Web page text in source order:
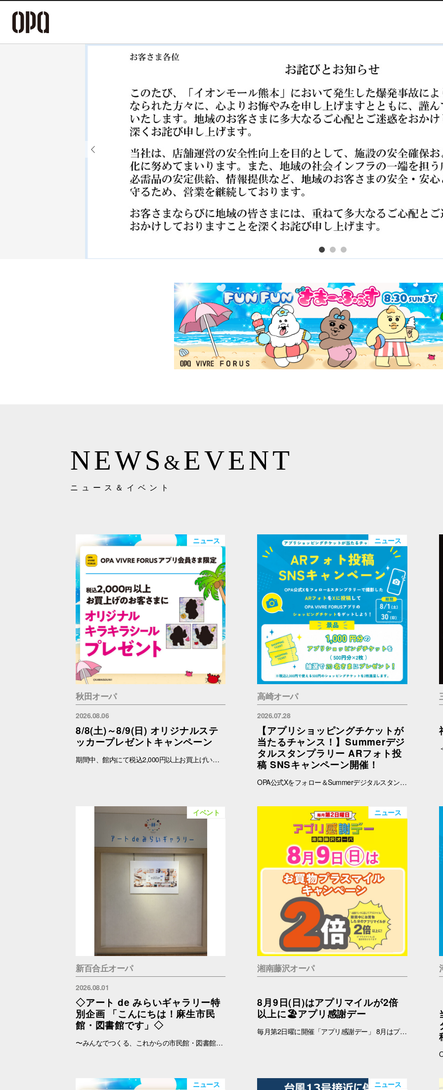
NEWS &EVENT
ニュース＆イベント
ニュース
秋田オーパ
2026.08.06
8/8(土)～8/9(日) オリジナルステ
ッカープレゼントキャンペーン
期間中、館内にて税込2,000円以上お買上げいただき、「OPA VIVRE FORUS アプリ」の対象画面をご提示いただいたお客さまに、先着でここでしか手に入らない「オリジナルキラキラステッカー」をプレゼントいたします！ ぜひこの機会に、お買い物と合わせて限定ノベルティをゲットしてください。 （※本企画は、アプリ会員さま限定となります） ■配布期間 2026年8月8日(土)～8月9日(日) ※各日の実施時間は、引換時間に準じます。 ※ノベルティはなくなり次第、配布を終了いたします。 ※一部実施していない店舗がございます。 ■ノベルティ内容 キラキラステッカー (全3種) ■引換条件 期間中、以下の2点を引換カウンターにてご提示ください。 ① 館内でお買上げいただいた、税込2,000円以上のレシート（合算可） ② 「OPA VIVRE FORUS アプリ」のクーポン画面 ■引換場所・引換時間 引換場所：1階 インフォメーション 引換時間：10:30 ～ 19：30 ■注意事項 ※ノベルティは数量限定のため、なくなり次第終了となりますので予めご了承ください。 ※ノベルティはランダムでのお渡しとなります。重複した場合でも、種類の変更・交換はいたしかねます。 ※ノベルティの引き換えは、おひとりさま3枚までとなります。 ※お買上げレシートは、期間中の秋田オーパのものに限ります（一部対象外のショップ・商品がございます） ※秋田オーパのレシートのみ対象。館をまたいだレシートの合算は不可。 ※画像はイメージです。実際のノベルティとは異なる場合がございます。 ▼詳しくはコチラ▼ https://www.opa-club.com/contents/opanchuusagi_2026/ ▼アプリについて詳しくはこちら！ ▼ https://www.opa-club.com/contents/app/
ニュース
高崎オーパ
2026.07.28
【アプリショッピングチケットが
当たるチャンス！】Summerデジ
タルスタンプラリー ARフォト投
稿 SNSキャンペーン開催！
OPA公式Xをフォロー＆Summerデジタルスタンプラリーで撮影したARフォトを投稿して、OPA VIVRE FORUSアプリのショッピングチケットをゲットしよう！ ■ 景品 500円分のアプリショッピングチケットを2枚（計1,000円分）を抽選で20名さまにプレゼント！ ※税込2,000円で使える500円のショッピングチケットを2枚進呈します。 ■ 応募期間 2026年8月1日(土) ～ 8月30日(日) 23:59まで ※当選者には8月31日(月)以降にDMにてご連絡いたします。 ■ 応募方法 OPA公式X（@opa_vivre_forus）をフォロー Summerデジタルスタンプラリーに参加して、ARフォトを撮影 ハッシュタグ「#おぱんちゅうさぎOPA」「#おぱんちゅうさぎFORUS」「#おぱんちゅうさぎVIVRE」のいずれかをつけて、撮影したARフォトを投稿！ ■ ご注意・各種規約 【撮影・投稿に関する注意】 撮影の際は、周囲のお客さまの通行の妨げにならないようご注意ください。 店内での撮影の際は、各店舗のルールやご案内に沿ってお楽しみください。 ARフォトの撮影、投稿するARフォトは、他のお客さまの顔等が映らないようご配慮をお願いいたします。 危険な行為（階段や無理な姿勢など）はお控えください。 【個人情報・権利に関する注意】 ARフォトの撮影・投稿にあたっては、他のお客さまのプライバシーにご配慮いただき、顔等が写り込まないようお願いいたします。 他のお客さまや第三者が写る場合は、必ずご本人の許可を得たうえで投稿してください。 投稿写真に含まれる著作物（ポスター・商品デザイン等）についてもご配慮ください。 SNSの性質上、投稿された写真は他の利用者に保存・共有される場合がございます。ご理解のうえご参加いただけますと幸いです。 【SNS投稿ルール】 投稿内容が公序良俗に反する場合や、不適切と判断される場合は応募対象外となります。 非公開アカウントからの投稿は応募対象外となる場合がございます。 ハッシュタグや応募条件を満たしていない場合、抽選対象外となる場合がございます。 【キャンペーン関連】 賞品の内容は予告なく変更となる場合がございます。 投稿いただいた画像は、当選者の選定のみに使用し、その他の目的で使用することはございません。
イベント
新百合丘オーパ
2026.08.01
◇アート de みらいギャラリー特
別企画 「こんにちは！麻生市民
館・図書館です」◇
〜みんなでつくる、これからの市民館・図書館〜 2026年4月より指定管理者制度がスタートし、新たな一歩を踏み出した麻生市民館・麻生図書館・柿生分館・岡上分館。 地域の皆さまにとってもっと身近で、もっと愛される場所を目指す各館の「これからの想いやリアルな声」をお届けする特別PR展示を開催いたします。
ニュース
湘南藤沢オーパ
8月9日(日)はアプリマイルが2倍
以上に🏖️アプリ感謝デー
毎月第2日曜に開催「アプリ感謝デー」 8月はプラスマイルキャンペーンを実施いたします。 8月9日(日)に、オーパアプリを使ってお買物をすると、ランクに応じてアプリマイルが2倍以上になります。 しかも当日は「買い回りWEEK」を開催中☆ THE BARGAIN開催中の湘南藤沢オーパで、おトクが重なるこの機会に、ぜひ館内でのお買い回りもお楽しみください☆ 【開催日】 8月9日(日) 【お買物プラスマイルキャンペーン】 8月9日(日)にオーパアプリを使ってお買物をすると、会員ランクに応じて下記のポイントが付与されます。 お会計の際にオーパアプリをレジスタッフにご提示ください。 【アプリマイル付与】 ダイヤモンド会員…1マイル＋1.5マイル プラチナ会員…1マイル＋1.3マイル ゴールド会員…1マイル＋1.2マイル シルバー会員…1マイル＋1.1マイル ブロンズ会員…1マイル＋1マイル ≪例≫・・・ダイヤモンド会員さまが期間中1万円以上のお買物 ➡通常10,000マイル＋15,000マイル＝合計25,000マイル ※プラス分のマイル加算予定日：2025年8月12日(水) ※期間中のプラスマイル分をまとめて加算します。 ※付与されるマイルはランクによって異なります。 ※キャンペーン最終日の営業終了時点のランクをもとに加算マイル数を算出いたします。 ※小数点以下の端数は切り捨てとなります。 -------------------------------------- ▽オーパ公式アプリダウンロードはこちら▽ App Storeはこちら Google Playはこちら ■オーパ公式アプリについて詳しくはこちら -------------------------------------- 【セルフレジではアプリマイルは付きません】 ※以下のお店ではショップスタッフのいるレジにて、オーパアプリをご提示ください。 ●2階 バーガーキング ●4階 セリア ●7階 無印良品 ※期間中にアプリを新規ダウンロードしていただいた方も対象となります。 ※一部対象外ショップがございます。 ➡詳しくはこちら -------------------------------------------
ニュース ニュース